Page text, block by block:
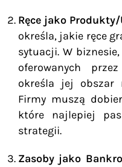
Ręce jako Produkty/
określa, jakie ręce
sytuacji. W
oferowanych
określa jej obszar
Firmy muszą
które najlepiej
strategii.
Zasoby jako